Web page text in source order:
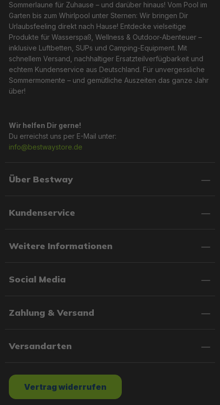
Sommerlaune für Zuhause – und darüber hinaus! Vom Pool im
Garten bis zum Whirlpool unter Sternen: Wir bringen Dir
Urlaubsfeeling direkt nach Hause! Entdecke vielseitige
Produkte für Wasserspaß, Wellness & Outdoor-Abenteuer –
inklusive Luftbetten, SUPs und Camping-Equipment. Mit
schnellem Versand, nachhaltiger Ersatzteilverfügbarkeit und
echtem Kundenservice aus Deutschland. Für unvergessliche
Sommermomente – und gemütliche Auszeiten das ganze Jahr
über!
Wir helfen Dir gerne!
Du erreichst uns per E-Mail unter:
info@bestwaystore.de
Über Bestway
Kundenservice
Weitere Informationen
Social Media
Zahlung & Versand
Versandarten
Vertrag widerrufen